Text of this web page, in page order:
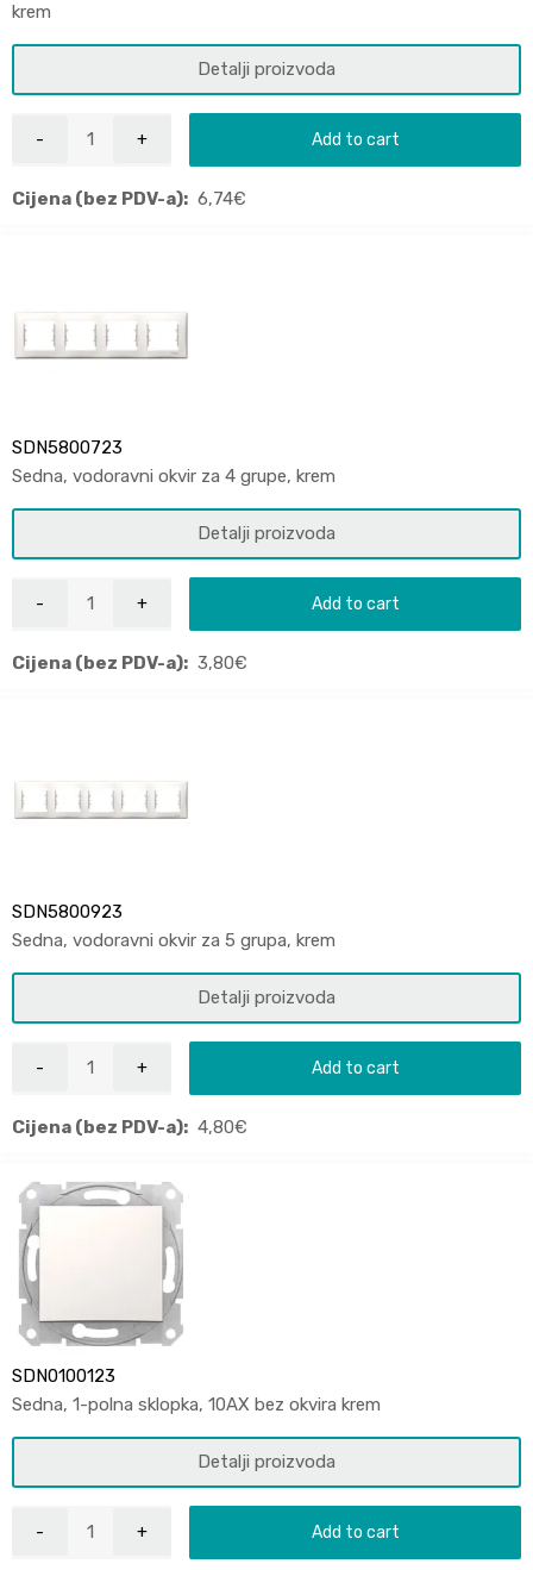
krem
Detalji proizvoda
Add to cart
Cijena (bez PDV-a): 6,74€
SDN5800723
Sedna, vodoravni okvir za 4 grupe, krem
Detalji proizvoda
Add to cart
Cijena (bez PDV-a): 3,80€
SDN5800923
Sedna, vodoravni okvir za 5 grupa, krem
Detalji proizvoda
Add to cart
Cijena (bez PDV-a): 4,80€
SDN0100123
Sedna, 1-polna sklopka, 10AX bez okvira krem
Detalji proizvoda
Add to cart